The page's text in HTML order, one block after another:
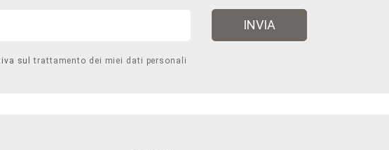
sultrattamento dei miei dati personali
INVIA